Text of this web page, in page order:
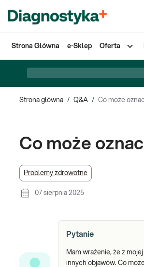
Strona Główna e-Sklep Oferta
Strona główna / Q&A / Co może
Co może
Problemy zdrowotne
07 sierpnia 2025
Pytanie
Mam wrażenie, że z
innych objawów. Co